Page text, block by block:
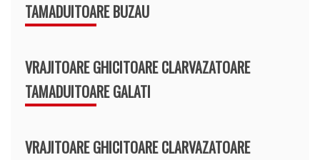
TAMADUITOARE BUZAU
VRAJITOARE GHICITOARE CLARVAZATOARE
TAMADUITOARE GALATI
VRAJITOARE GHICITOARE CLARVAZATOARE